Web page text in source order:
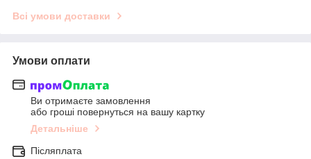
Всі умови доставки
Умови оплати
Ви отримаєте замовлення
або гроші повернуться на вашу картку
Детальніше
Післяплата